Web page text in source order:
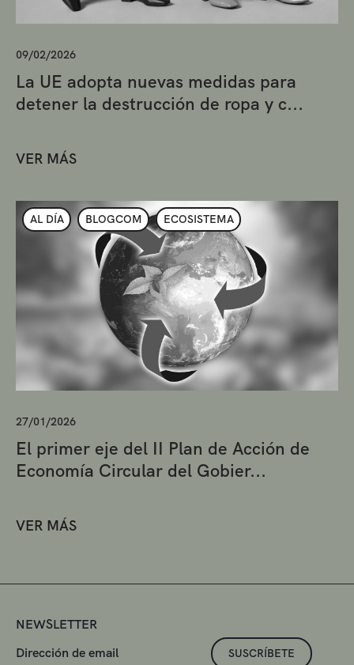
09/02/2026
La UE adopta nuevas medidas para
detener la destrucción de ropa y c...
VER MÁS
AL DÍA BLOGCOM ECOSISTEMA
27/01/2026
El primer eje del II Plan de Acción de
Economía Circular del Gobier...
VER MÁS
NEWSLETTER
SUSCRÍBETE